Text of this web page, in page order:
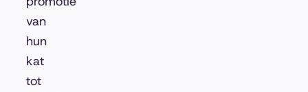
van
hun
kat
tot